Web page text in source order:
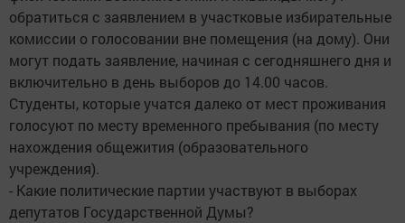
обратиться с заявлением в участковые избирательные
комиссии о голосовании вне помещения (на дому). Они
могут подать заявление, начиная с сегодняшнего дня и
включительно в день выборов до 14.00 часов.
Студенты, которые учатся далеко от мест проживания
голосуют по месту временного пребывания (по месту
нахождения общежития (образовательного
учреждения).
- Какие политические партии участвуют в выборах
депутатов Государственной Думы?